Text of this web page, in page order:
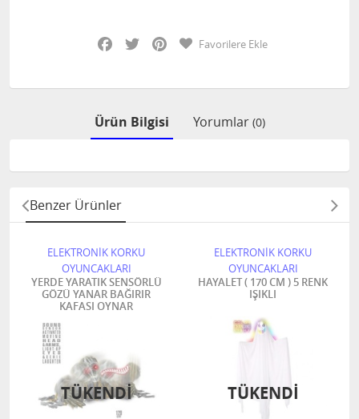
Facebook
Twitter PinterestFavorilere Ekle
Ürün Bilgisi Yorumlar (0)
Benzer Ürünler
ELEKTRONİK KORKU
OYUNCAKLARI
YERDE YARATIK SENSÖRLÜ
GÖZÜ YANAR BAĞIRIR
KAFASI OYNAR
TÜKENDI
ELEKTRONİK KORKU
OYUNCAKLARI
HAYALET ( 170 CM ) 5 RENK
IŞIKLI
TÜKENDI